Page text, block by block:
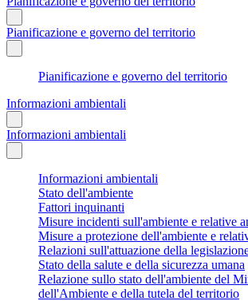
Pianificazione e governo del territorio
Pianificazione e governo del territorio
Informazioni ambientali
Informazioni ambientali
Informazioni ambientali
Stato dell'ambiente
Fattori inquinanti
Misure incidenti sull'ambiente e relative
Misure a protezione dell'ambiente e
Relazioni sull'attuazione della
Stato della salute e della sicurezza umana
Relazione sullo stato dell'ambiente del
dell'Ambiente e della tutela del territorio